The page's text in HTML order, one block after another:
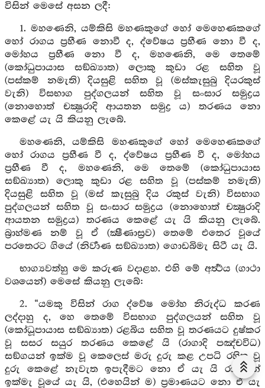
විසින් මෙසේ අසන ලදී:
1. මහණෙනි, යම්කිසි මහණකුගේ හෝ මෙහෙණකගේ
හෝ රාගය ප්‍රහීණ නොවී ද, ද්වේෂය ප්‍රහීණ නො වී ද,
මෝහය ප්‍රහීණ නො වී ද, මහණෙනි, මෙ තෙමේ
(කෝධුපායාස සඞ්ඛ්‍යාත) ලොකු කුඩා රළ සහිත වූ
(පස්කම් නමැති) දියසුළි සහිත වූ (මස්කැසුබු දියරකුස්
වැනි) විසභාග පුද්ගලයන් සහිත වූ සංසාර සමුද්‍රය
(නොහොත් චක්‍ෂුරාදි ආයතන සමුද්‍ර ය) තරණය නො
කෙළේ යැ යි කියනු ලැබේ.
මහණෙනි, යම්කිසි මහණකුගේ හෝ මෙහෙණකගේ
හෝ රාගය ප්‍රහීණ වී ද, ද්වේෂය ප්‍රහීණ වී ද, මෝහය
ප්‍රහීණ වී ද, මහණෙනි, මෙ තෙමේ (කෝධුපායාස
සඞ්ඛ්‍යාත) ලොකු කුඩා රළ සහිත වූ (පස්කම් නමැති)
දියසුළි සහිත වූ (මස් කැසුබු දිය රකුස් වැනි) විසභාග
පුද්ගලයන් සහිත වූ සංසාර සමුද්‍රය (නොහොත් චක්‍ෂුරාදි
ආයතන සමුද්‍රය) තරණය කෙළේ යැ යි කියනු ලැබේ.
බ්‍රාහ්මණ නම් වූ ඒ (ක්‍ෂීණාස්‍රව) තෙමේ එතෙර වූයේ
පරතෙරට ගියේ (නිර්‍වාණ සඞ්ඛ්‍යාත) ගොඩබිමැ සිටී යැ යි.
භාග්‍යවත්හු මෙ කරුණ වදාළහ. එහි මේ අර්‍ත්‍ථය (ගාථා
වශයෙන්) මෙසේ කියනු ලැබේ:
2. “යමකු විසින් රාග ද්වේෂ මෝහ නිරුද්ධ කරණ
ලද්දාහු ද, හෙ තෙමේ විසභාග පුද්ගලයන් සහිත වූ
(කෝධූපායාස සඞ්ඛ්‍යාත) රළබිය සහිත වූ තරණයට දුෂ්කර
වූ සසර සයුර තරණය කෙළේ යි (රාගාදි පඤ්චවිධ)
සඞ්ගයන් ඉක්ම වූ කෙලෙස් මරු දුරු කළ උපධි රහිත වූ
දුරු කෙළේ නැවැත ඉපැදීමට නො ඒ යැ යි රාගාදීන්
ඉක්මැ වූයේ යැ යි, (එහෙයින් ම) ප්‍රමාණයට නො ඒ යැ